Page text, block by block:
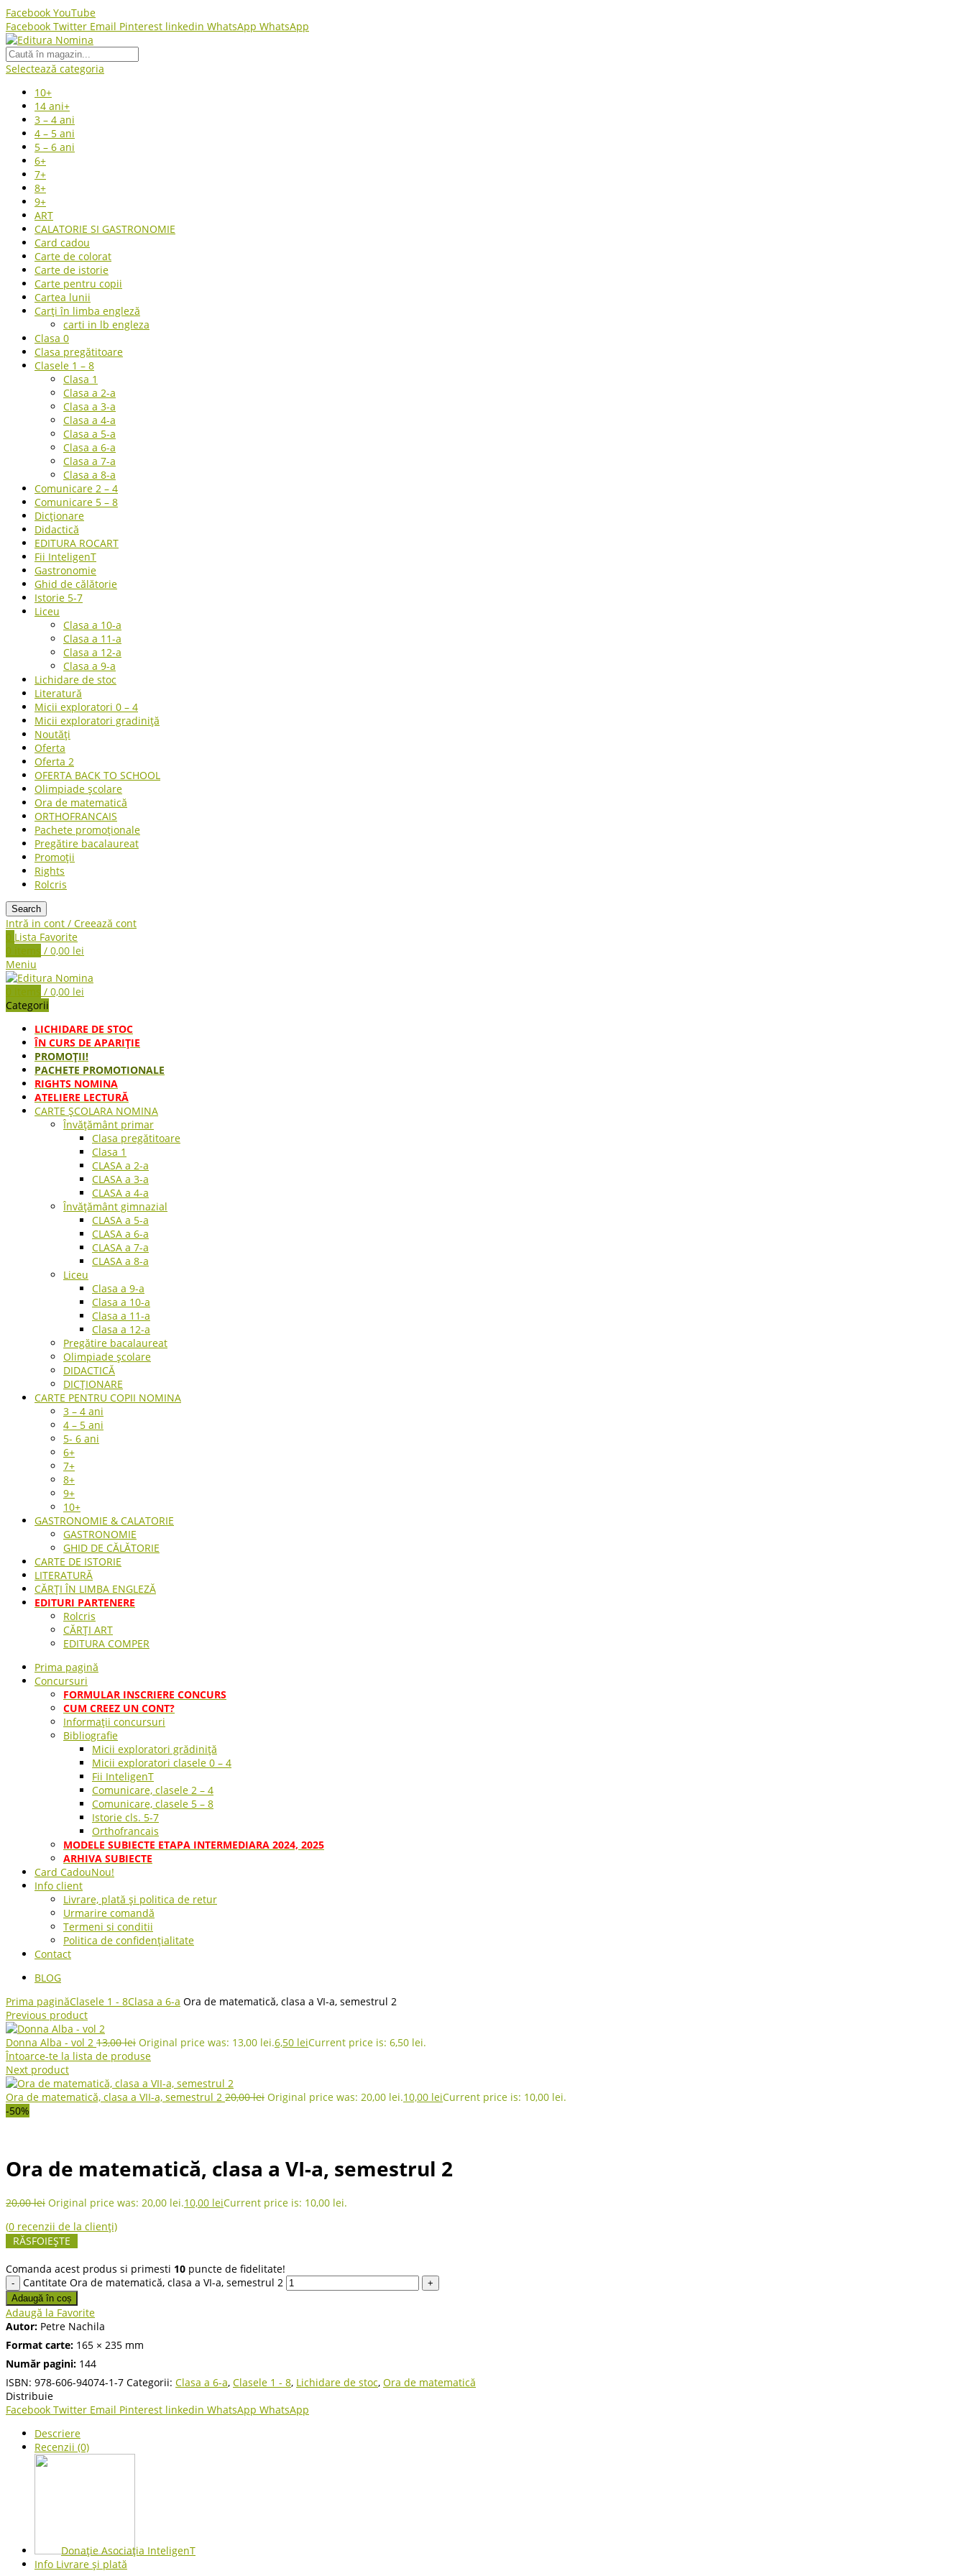
Facebook YouTube
Facebook Twitter Email Pinterest linkedin WhatsApp WhatsApp
Selectează categoria
10+
14 ani+
3 – 4 ani
4 – 5 ani
5 – 6 ani
6+
7+
8+
9+
ART
CALATORIE SI GASTRONOMIE
Card cadou
Carte de colorat
Carte de istorie
Carte pentru copii
Cartea lunii
Carți în limba engleză
carti in lb engleza
Clasa 0
Clasa pregătitoare
Clasele 1 – 8
Clasa 1
Clasa a 2-a
Clasa a 3-a
Clasa a 4-a
Clasa a 5-a
Clasa a 6-a
Clasa a 7-a
Clasa a 8-a
Comunicare 2 – 4
Comunicare 5 – 8
Dicționare
Didactică
EDITURA ROCART
Fii InteligenT
Gastronomie
Ghid de călătorie
Istorie 5-7
Liceu
Clasa a 10-a
Clasa a 11-a
Clasa a 12-a
Clasa a 9-a
Lichidare de stoc
Literatură
Micii exploratori 0 – 4
Micii exploratori gradiniță
Noutăți
Oferta
Oferta 2
OFERTA BACK TO SCHOOL
Olimpiade școlare
Ora de matematică
ORTHOFRANCAIS
Pachete promoționale
Pregătire bacalaureat
Promoții
Rights
Rolcris
Search
Intră in cont / Creează cont
0 Lista Favorite
0 items / 0,00 lei
Meniu
0 items / 0,00 lei
Categorii
LICHIDARE DE STOC
ÎN CURS DE APARIŢIE
PROMOȚII!
PACHETE PROMOTIONALE
RIGHTS NOMINA
ATELIERE LECTURĂ
CARTE ŞCOLARA NOMINA
Învățământ primar
Clasa pregătitoare
Clasa 1
CLASA a 2-a
CLASA a 3-a
CLASA a 4-a
Învățământ gimnazial
CLASA a 5-a
CLASA a 6-a
CLASA a 7-a
CLASA a 8-a
Liceu
Clasa a 9-a
Clasa a 10-a
Clasa a 11-a
Clasa a 12-a
Pregătire bacalaureat
Olimpiade școlare
DIDACTICĂ
DICȚIONARE
CARTE PENTRU COPII NOMINA
3 – 4 ani
4 – 5 ani
5- 6 ani
6+
7+
8+
9+
10+
GASTRONOMIE & CALATORIE
GASTRONOMIE
GHID DE CĂLĂTORIE
CARTE DE ISTORIE
LITERATURĂ
CĂRȚI ÎN LIMBA ENGLEZĂ
EDITURI PARTENERE
Rolcris
CĂRȚI ART
EDITURA COMPER
Prima pagină
Concursuri
FORMULAR INSCRIERE CONCURS
CUM CREEZ UN CONT?
Informații concursuri
Bibliografie
Micii exploratori grădiniță
Micii exploratori clasele 0 – 4
Fii InteligenT
Comunicare, clasele 2 – 4
Comunicare, clasele 5 – 8
Istorie cls. 5-7
Orthofrancais
MODELE SUBIECTE ETAPA INTERMEDIARA 2024, 2025
ARHIVA SUBIECTE
Card CadouNou!
Info client
Livrare, plată și politica de retur
Urmarire comandă
Termeni si conditii
Politica de confidențialitate
Contact
BLOG
Prima paginăClasele 1 - 8Clasa a 6-a Ora de matematică, clasa a VI-a, semestrul 2
Previous product
Donna Alba - vol 2 13,00lei Original price was: 13,00 lei.6,50 leiCurrent price is: 6,50 lei.
Întoarce-te la lista de produse
Next product
Ora de matematică, clasa a VII-a, semestrul 2 20,00lei Original price was: 20,00 lei.10,00 leiCurrent price is: 10,00 lei.
-50%
Ora de matematică, clasa a VI-a, semestrul 2
20,00lei Original price was: 20,00 lei.10,00 leiCurrent price is: 10,00 lei.
(0 recenzii de la clienți)
RĂSFOIEȘTE
Comanda acest produs si primesti 10 puncte de fidelitate!
Cantitate Ora de matematică, clasa a VI-a, semestrul 2
Adaugă în coș
Adaugă la Favorite
Autor: Petre Nachila
Format carte: 165 × 235 mm
Număr pagini: 144
ISBN: 978-606-94074-1-7 Categorii: Clasa a 6-a, Clasele 1 - 8, Lichidare de stoc, Ora de matematică
Distribuie
Facebook Twitter Email Pinterest linkedin WhatsApp WhatsApp
Descriere
Recenzii (0)
Donație Asociația InteligenT
Info Livrare și plată